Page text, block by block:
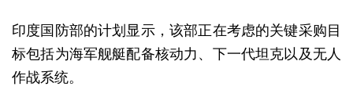
印度国防部的计划显示，该部正在考虑的关键采购目
标包括为海军舰艇配备核动力、下一代坦克以及无人
作战系统。